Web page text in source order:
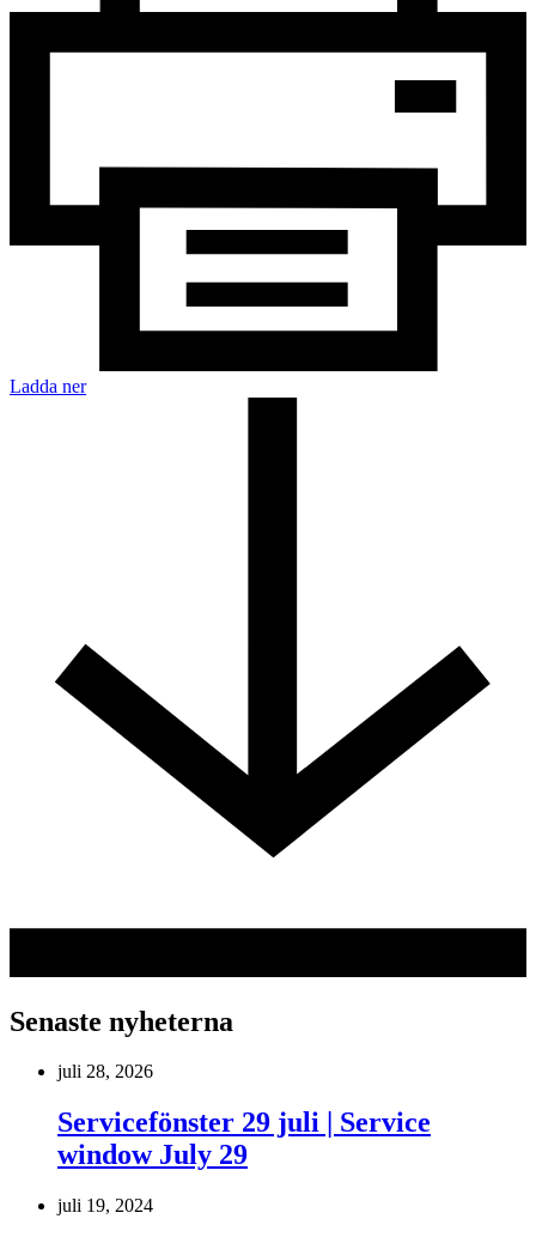
Ladda ner
Senaste nyheterna
juli 28, 2026
Servicefönster 29 juli | Service
window July 29
juli 19, 2024